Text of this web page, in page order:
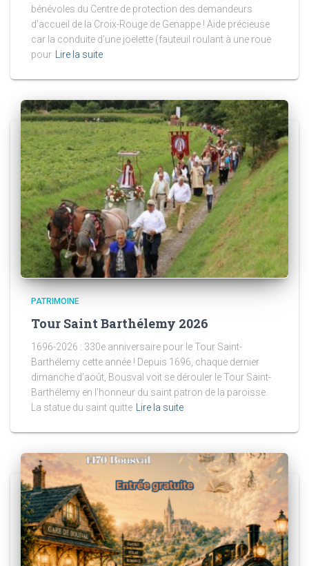
bénévoles du Centre de protection des demandeurs
d’accueil de la Croix-Rouge de Genappe ! Aide précieuse
car la conduite d’une joëlette (fauteuil roulant à une roue
pour
Lire la suite
PATRIMOINE
Tour Saint Barthélemy 2026
1696-2026 : 330e anniversaire pour le Tour Saint-
Barthélemy cette année ! Depuis 1696, chaque dernier
dimanche d’août, Bousval voit se dérouler le Tour Saint-
Barthélemy en l’honneur du saint patron de la paroisse.
La statue du saint quitte Lire la suite